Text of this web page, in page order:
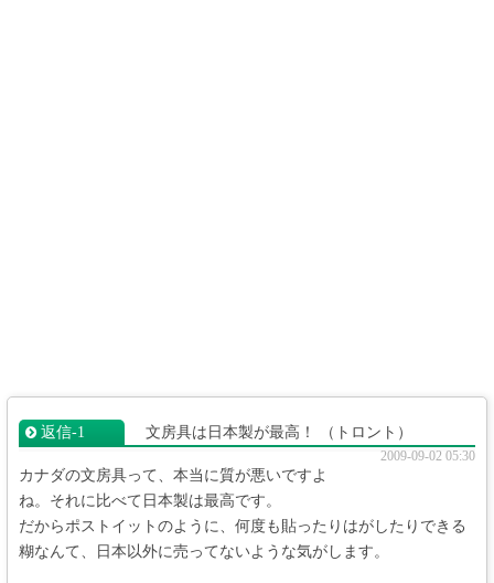
返信‐1 文房具は日本製が最高！ （トロント）
2009-09-02 05:30
カナダの文房具って、本当に質が悪いですよ
ね。それに比べて日本製は最高です。
だからポストイットのように、何度も貼ったりはがしたりできる
糊なんて、日本以外に売ってないような気がします。